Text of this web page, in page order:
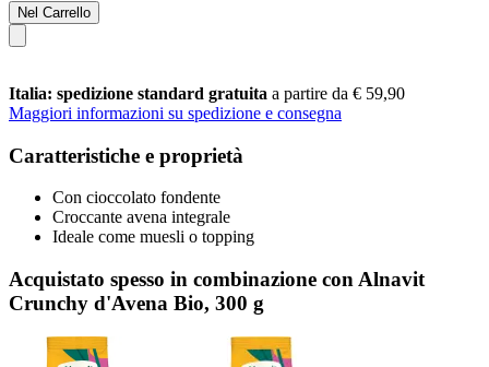
Nel Carrello
Italia: spedizione standard gratuita a partire da € 59,90
Maggiori informazioni su spedizione e consegna
Caratteristiche e proprietà
Con cioccolato fondente
Croccante avena integrale
Ideale come muesli o topping
Acquistato spesso in combinazione con Alnavit
Crunchy d'Avena Bio, 300 g